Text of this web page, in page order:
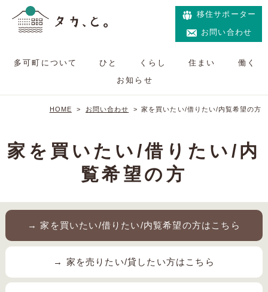
移住サポーター
お問い合わせ
多可町について ひと くらし 住まい
働く
お知らせ
HOME > お問い合わせ > 家を買いたい/借りたい/内覧希望の方
家を買いたい/借りたい/内
覧希望の方
→ 家を買いたい/借りたい/内覧希望の方はこちら
→ 家を売りたい/貸したい方はこちら